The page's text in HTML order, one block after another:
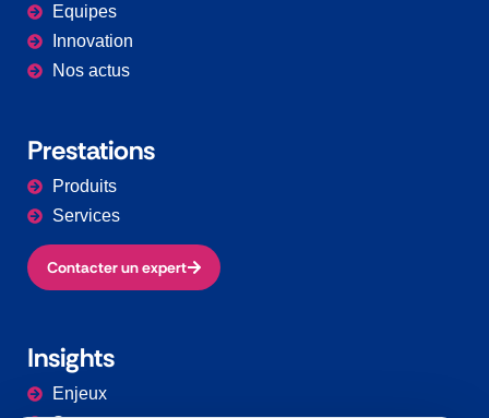
Equipes
Innovation
Nos actus
Prestations​
Produits
Services
Contacter un expert
Insights
Enjeux